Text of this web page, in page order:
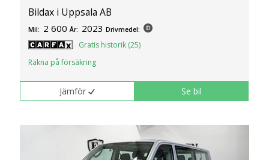
Bildax i Uppsala AB
Mil: 2 600 År: 2023 Drivmedel:
Gratis historik (25)
Räkna på försäkring
Jämför Se bil